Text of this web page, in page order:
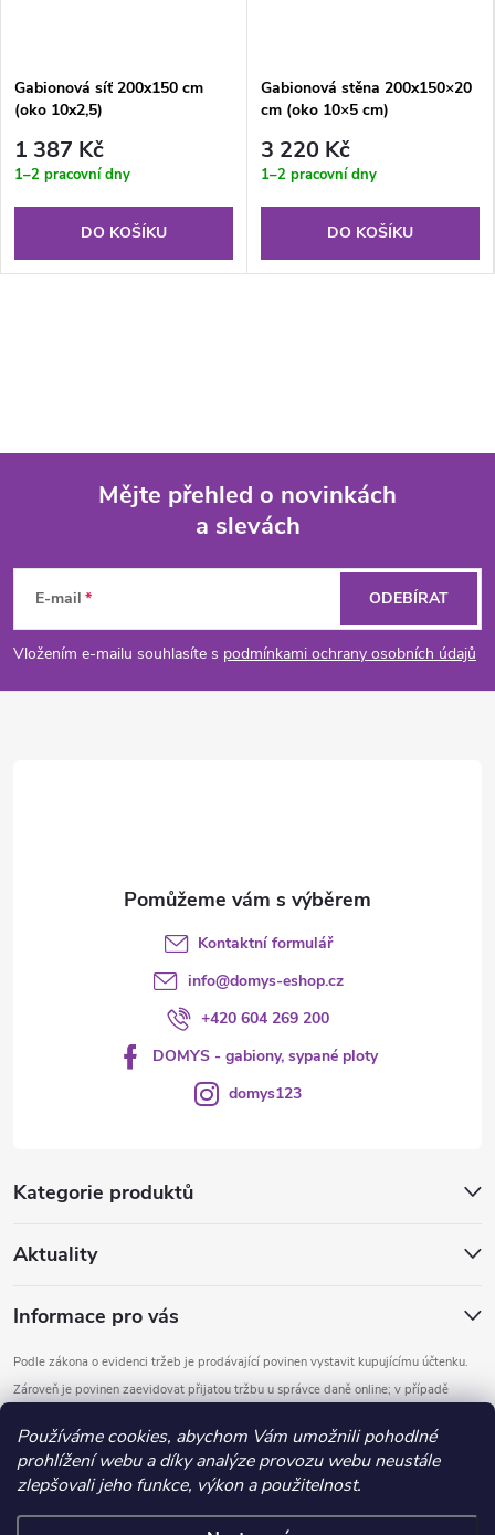
Používáme cookies, abychom Vám umožnili pohodlné
prohlížení webu a díky analýze provozu webu neustále
zlepšovali jeho funkce, výkon a použitelnost.
Gabionová síť 200x150 cm
(oko 10x2,5)
1 387 Kč
1–2 pracovní dny
DO KOŠÍKU
Gabionová stěna 200x150×20
cm (oko 10×5 cm)
3 220 Kč
1–2 pracovní dny
DO KOŠÍKU
p
Mějte přehled o novinkách
a slevách
E-mail
Vložením e-mailu souhlasíte s podmínkami ochrany osobních údajů
ODEBÍRAT
Kategorie produktů
Aktuality
Informace pro vás
Podle zákona o evidenci tržeb je prodávající povinen vystavit kupujícímu účtenku.
Zároveň je povinen zaevidovat přijatou tržbu u správce daně online; v případě
Kontaktní formulář
info@domys-eshop.cz
+420 604 269 200
DOMYS - gabiony, sypané ploty
domys123
Copyright 2026DOMYS. Všechna práva vyhrazena.